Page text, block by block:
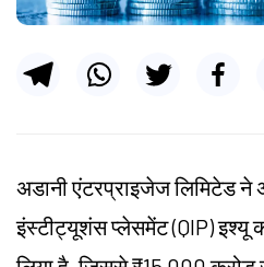
अडानी एंटरप्राइजेज लिमिटेड ने
इंस्टीट्यूशंस प्लेसमेंट (QIP) इश्यू